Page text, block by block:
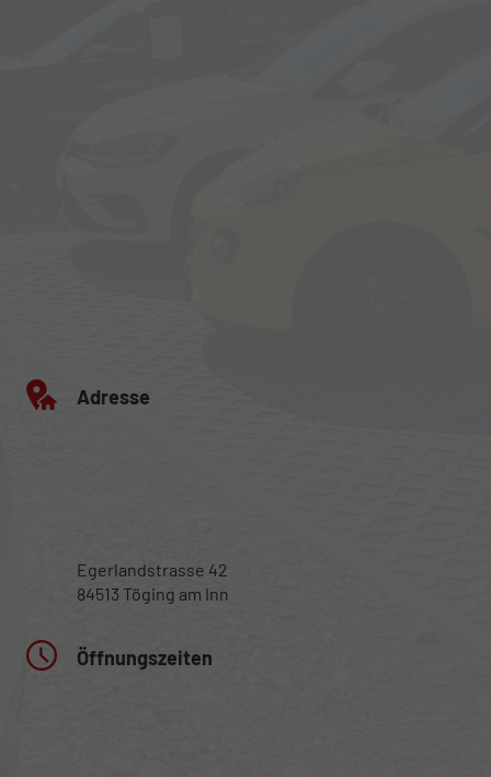
Adresse
Egerlandstrasse 42
84513 Töging am Inn
Öffnungszeiten